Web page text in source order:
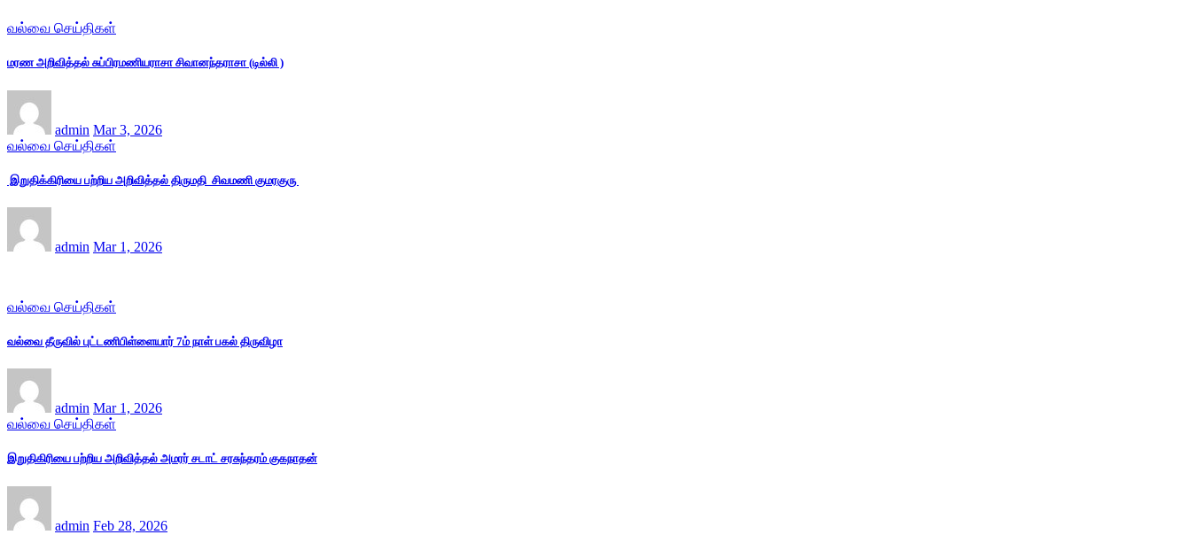
வல்வை செய்திகள்
மரண அறிவித்தல் சுப்பிரமணியராசா சிவானந்தராசா (டில்லி )
admin Mar 3, 2026
வல்வை செய்திகள்
இறுதிக்கிரியை பற்றிய அறிவித்தல் திருமதி சிவமணி குமரகுரு
admin Mar 1, 2026
வல்வை செய்திகள்
வல்வை தீருவில் புட்டணிபிள்ளையார் 7ம் நாள் பகல் திருவிழா
admin Mar 1, 2026
வல்வை செய்திகள்
இறுதிகிரியை பற்றிய அறிவித்தல் அமரர் சடாட் சரசுந்தரம் குகநாதன்
admin Feb 28, 2026